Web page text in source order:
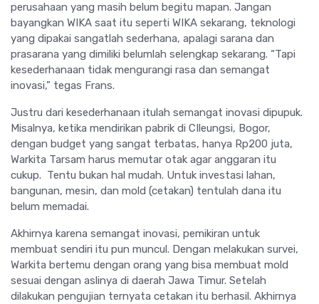
perusahaan yang masih belum begitu mapan. Jangan
bayangkan WIKA saat itu seperti WIKA sekarang, teknologi
yang dipakai sangatlah sederhana, apalagi sarana dan
prasarana yang dimiliki belumlah selengkap sekarang. “Tapi
kesederhanaan tidak mengurangi rasa dan semangat
inovasi,” tegas Frans.
Justru dari kesederhanaan itulah semangat inovasi dipupuk.
Misalnya, ketika mendirikan pabrik di CIleungsi, Bogor,
dengan budget yang sangat terbatas, hanya Rp200 juta,
Warkita Tarsam harus memutar otak agar anggaran itu
cukup. Tentu bukan hal mudah. Untuk investasi lahan,
bangunan, mesin, dan mold (cetakan) tentulah dana itu
belum memadai.
Akhirnya karena semangat inovasi, pemikiran untuk
membuat sendiri itu pun muncul. Dengan melakukan survei,
Warkita bertemu dengan orang yang bisa membuat mold
sesuai dengan aslinya di daerah Jawa Timur. Setelah
dilakukan pengujian ternyata cetakan itu berhasil. Akhirnya